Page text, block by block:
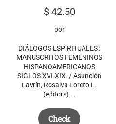
$42.50
por
DIÁLOGOS ESPIRITUALES :
MANUSCRITOS FEMENINOS
HISPANOAMERICANOS
SIGLOS XVI-XIX. / Asunción
Lavrín, Rosalva Loreto L.
(editors).…
Check